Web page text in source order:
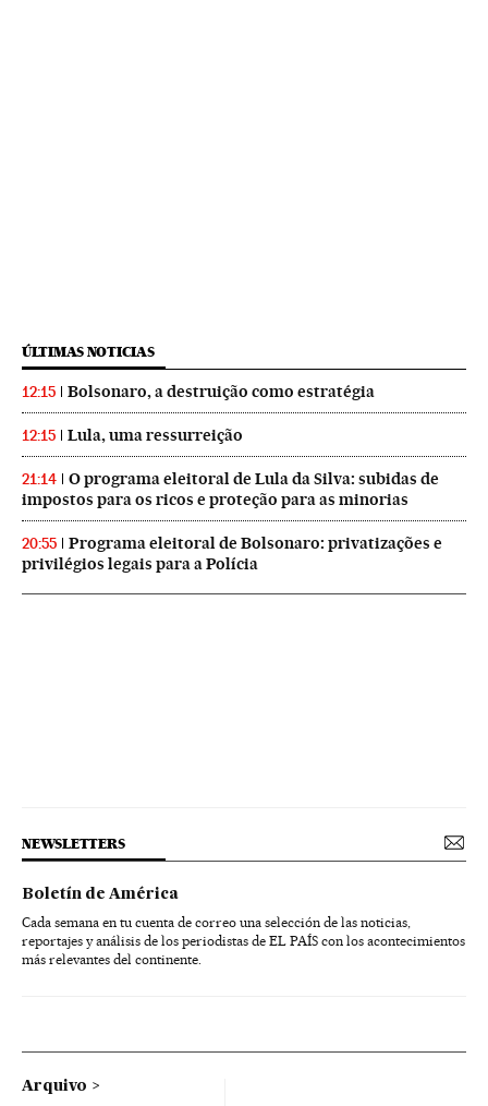
ÚLTIMAS NOTICIAS
12:15 Bolsonaro, a destruição como estratégia
12:15 Lula, uma ressurreição
21:14
O programa eleitoral de Lula da Silva: subidas de
impostos para os ricos e proteção para as minorias
20:55
Programa eleitoral de Bolsonaro: privatizações e
privilégios legais para a Polícia
NEWSLETTERS
Boletín de América
Cada semana en tu cuenta de correo una selección de las noticias,
reportajes y análisis de los periodistas de EL PAÍS con los acontecimientos
más relevantes del continente.
Arquivo